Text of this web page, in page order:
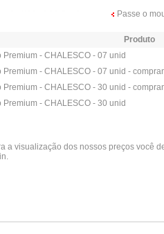
Passe o
Produto
- CHALESCO - 07 unid
Premium - CHALESCO - 07 unid -
Premium - CHALESCO - 30 unid -
- CHALESCO - 30 unid
a visualização dos nossos preços você